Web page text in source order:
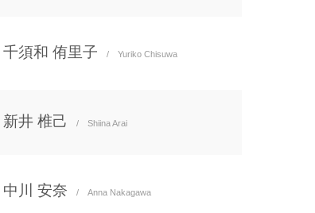
千須和 侑里子 / Yuriko Chisuwa
新井 椎己 / Shiina Arai
中川 安奈 / Anna Nakagawa